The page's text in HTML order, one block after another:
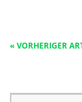
« VORHERIGER